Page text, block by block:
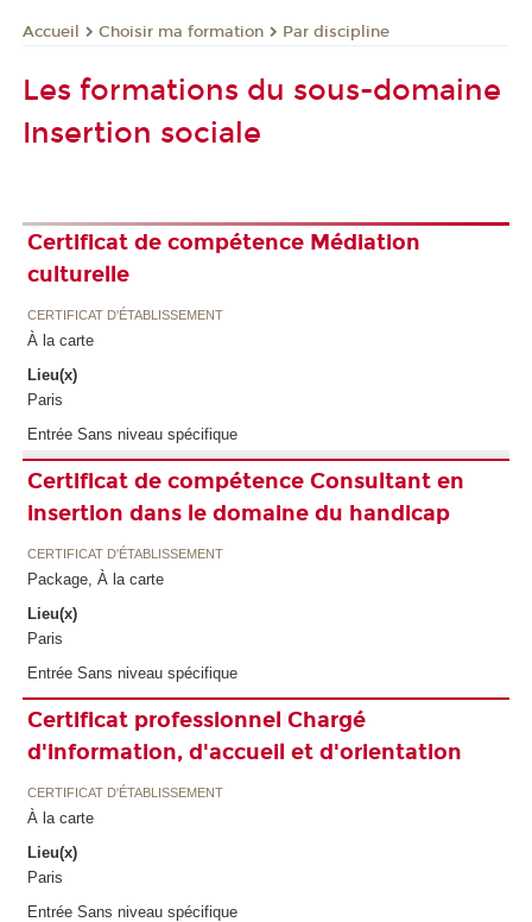
Accueil Choisir ma formation Par discipline
Les formations du sous-domaine
Insertion sociale
Certificat de compétence Médiation
culturelle
CERTIFICAT D'ÉTABLISSEMENT
À la carte
Lieu(x)
Paris
Entrée Sans niveau spécifique
Certificat de compétence Consultant en
insertion dans le domaine du handicap
CERTIFICAT D'ÉTABLISSEMENT
Package, À la carte
Lieu(x)
Paris
Entrée Sans niveau spécifique
Certificat professionnel Chargé
d'information, d'accueil et d'orientation
CERTIFICAT D'ÉTABLISSEMENT
À la carte
Lieu(x)
Paris
Entrée Sans niveau spécifique